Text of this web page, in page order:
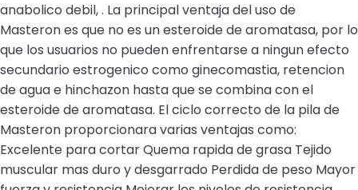
anabolico debil, . La principal ventaja del uso de
Masteron es que no es un esteroide de aromatasa, por lo
que los usuarios no pueden enfrentarse a ningun efecto
secundario estrogenico como ginecomastia, retencion
de agua e hinchazon hasta que se combina con el
esteroide de aromatasa. El ciclo correcto de la pila de
Masteron proporcionara varias ventajas como:
Excelente para cortar Quema rapida de grasa Tejido
muscular mas duro y desgarrado Perdida de peso Mayor